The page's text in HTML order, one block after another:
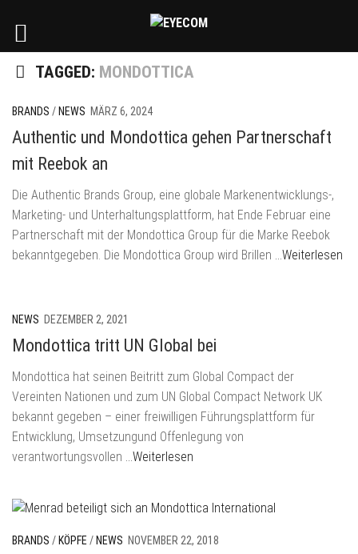
TAGGED: MONDOTTICA
BRANDS / NEWS MÄRZ 6, 2024
Authentic und Mondottica gehen Partnerschaft
mit Reebok an
Die Authentic Brands Group, eine globale Markenentwicklungs-,
Marketing- und Unterhaltungsplattform, hat Ende Februar eine
Partnerschaft mit der Mondottica Group für die Marke Reebok
bekanntgegeben. Die Mondottica Group wird Brillen …Weiterlesen
NEWS DEZEMBER 2, 2021
Mondottica tritt UN Global bei
Mondottica hat seinen Beitritt zum Global Compact der
Vereinten Nationen und zum UN Global Compact Network UK
bekannt gegeben – einer freiwilligen Führungsplattform für
Entwicklung, Umsetzungund Offenlegung von
verantwortungsvollen …Weiterlesen
BRANDS / KÖPFE/ NEWS NOVEMBER 22, 2018